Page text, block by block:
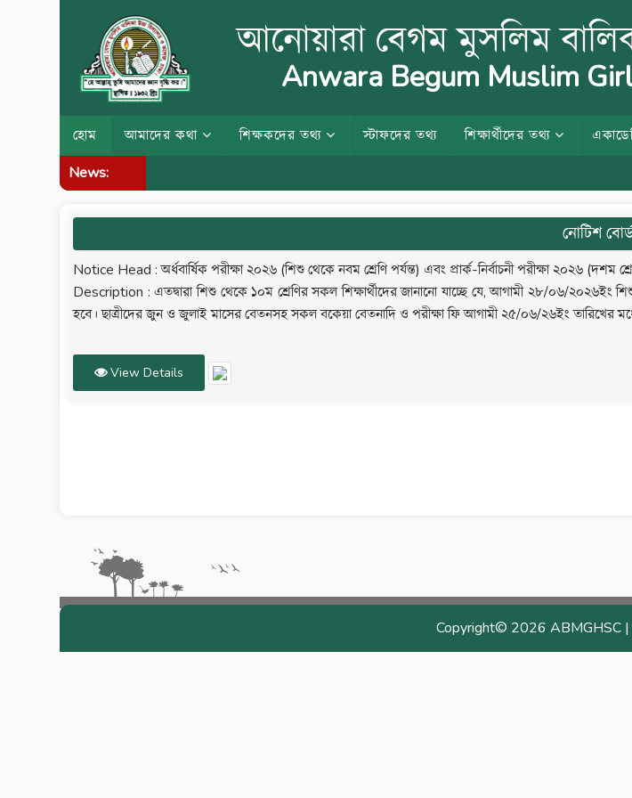
আনোয়ারা বেগম মুসলিম
Anwara Begum Muslim
হোম আমাদের কথা শিক্ষকদের তথ্য স্টাফদের তথ্য শিক্ষার্থীদের তথ্য
News:
নোটিশ
Notice Head : অর্ধবার্ষিক পরীক্ষা ২০২৬ (শিশু থেকে নবম শ্রেণি পর্যন্ত) এবং প্রার্ক-নির্বাচনী পরীক্ষা ২০২৬ (দশম
Description : এতদ্বারা শিশু থেকে ১০ম শ্রেণির সকল শিক্ষার্থীদের জানানো যাচ্ছে যে, আগামী ২৮/০৬/২০২৬ইং
হবে। ছাত্রীদের জুন ও জুলাই মাসের বেতনসহ সকল বকেয়া বেতনাদি ও পরীক্ষা ফি আগামী ২৫/০৬/২৬ইং তারিখের
View Details
Copyright© 2026 ABMGHSC